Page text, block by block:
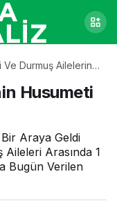
Ve Durmuş Ailelerinin
Husumeti
Araya Geldi
Arasında 1
Bugün Verilen
0